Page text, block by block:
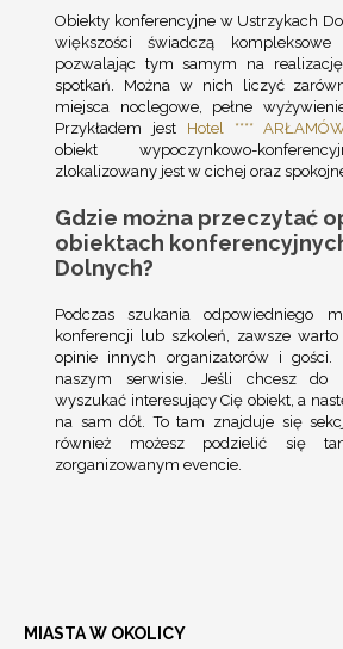
Obiekty konferencyjne w Ustrzykach
większości świadczą kompleksowe
pozwalając tym samym na
spotkań. Można w nich liczyć
miejsca noclegowe, pełne
Przykładem jest Hotel ****
obiekt wypoczynkowo-
zlokalizowany jest w cichej oraz
Gdzie można przeczytać
obiektach
Dolnych?
Podczas szukania odpowiedniego
konferencji lub szkoleń, zawsze
opinie innych organizatorów i
naszym serwisie. Jeśli chcesz do
wyszukać interesujący Cię obiekt, a
na sam dół. To tam znajduje się
również możesz podzielić się
zorganizowanym evencie.
MIASTA W OKOLICY